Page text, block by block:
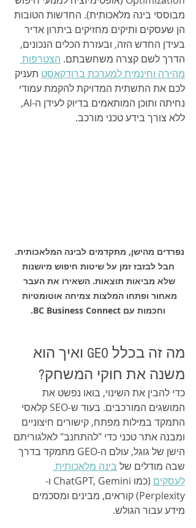
מבוססי בינה מלאכותית). החדשות הטובות
הן שעסקים ותיקים מחזיקים ביתרון אדיר
בעידן החדש הזה, ובעזרת הכלים הנכונים,
הדרך לשם קצרה משחשבתם. הצטרפות
מהירה וחינמית למערכת ברודקאסט תעניק
לכם את התשתית המדויקת להקמת עמודי
נחיתה ותוכן המותאמים בדיוק לעידן ה-AI,
ללא צורך בידע טכני מורכב.
נפרדים מהישן, מתקדמים לבינה המלאכותית.
חבל לבזבז זמן על שיטות חיפוש מיושנות
שלא מביאות תוצאות. השאירו את העבר
מאחור ופתחו המלצות צמיחה אוטומטיות
וחכמות עם BC Business Connect.
מה זה בכלל GEO ואיך הוא
משנה את חוקי המשחק?
כדי להבין את השינוי, בואו נפשט את
המושגים המורכבים. בעוד ש-SEO קלאסי
התמקד במילות מפתח, קישורים חיצוניים
ומבנה אתר טכני כדי "להתחנב" לאלגוריתם
הישן של גוגל, עולם ה-GEO מתמקד בדרך
שבה מודלים של בינה מלאכותית
לעסקים
(כמו ChatGPT, Gemini ו-
Perplexity) קוראים, מבינים ומסכמים
מידע עבור הגולש.